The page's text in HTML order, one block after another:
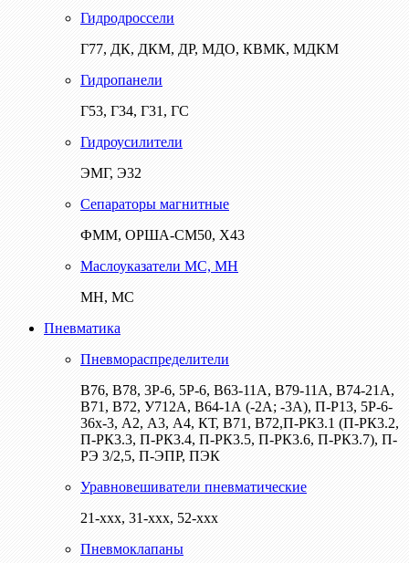
Гидродроссели
Г77, ДК, ДКМ, ДР, МДО, КВМК, МДКМ
Гидропанели
Г53, Г34, Г31, ГС
Гидроусилители
ЭМГ, Э32
Сепараторы магнитные
ФММ, ОРША-СМ50, Х43
Маслоуказатели МС, МН
МН, МС
Пневматика
Пневмораспределители
В76, В78, 3Р-6, 5Р-6, В63-11А, В79-11А, В74-21А,
В71, В72, У712А, В64-1А (-2А; -3А), П-Р13, 5Р-6-
36х-3, А2, А3, А4, КТ, В71, В72,П-РК3.1 (П-РК3.2,
П-РК3.3, П-РК3.4, П-РК3.5, П-РК3.6, П-РК3.7), П-
РЭ 3/2,5, П-ЭПР, ПЭК
Уравновешиватели пневматические
21-ххх, 31-ххх, 52-ххх
Пневмоклапаны